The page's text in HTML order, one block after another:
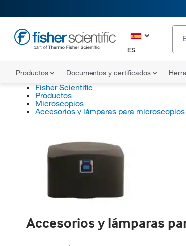
ES
Productos Documentos y certificados
Fisher Scientific
Productos
Microscopios
Accesorios y lámparas para microscopios
Accesorios y lámparas